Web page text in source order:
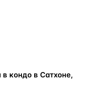
кондо в Сатхоне,